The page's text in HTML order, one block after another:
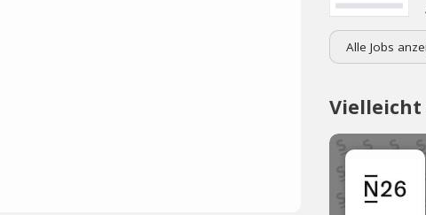
Alle Jobs